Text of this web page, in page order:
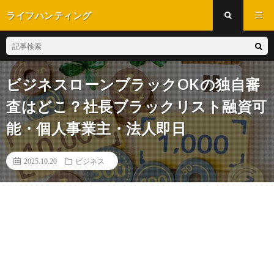
ライフハンティング
ビジネスローンブラックOKの独自審
査はどこ？社長ブラックリスト融資可
能・個人事業主・法人即日
2025.10.20 ビジネス